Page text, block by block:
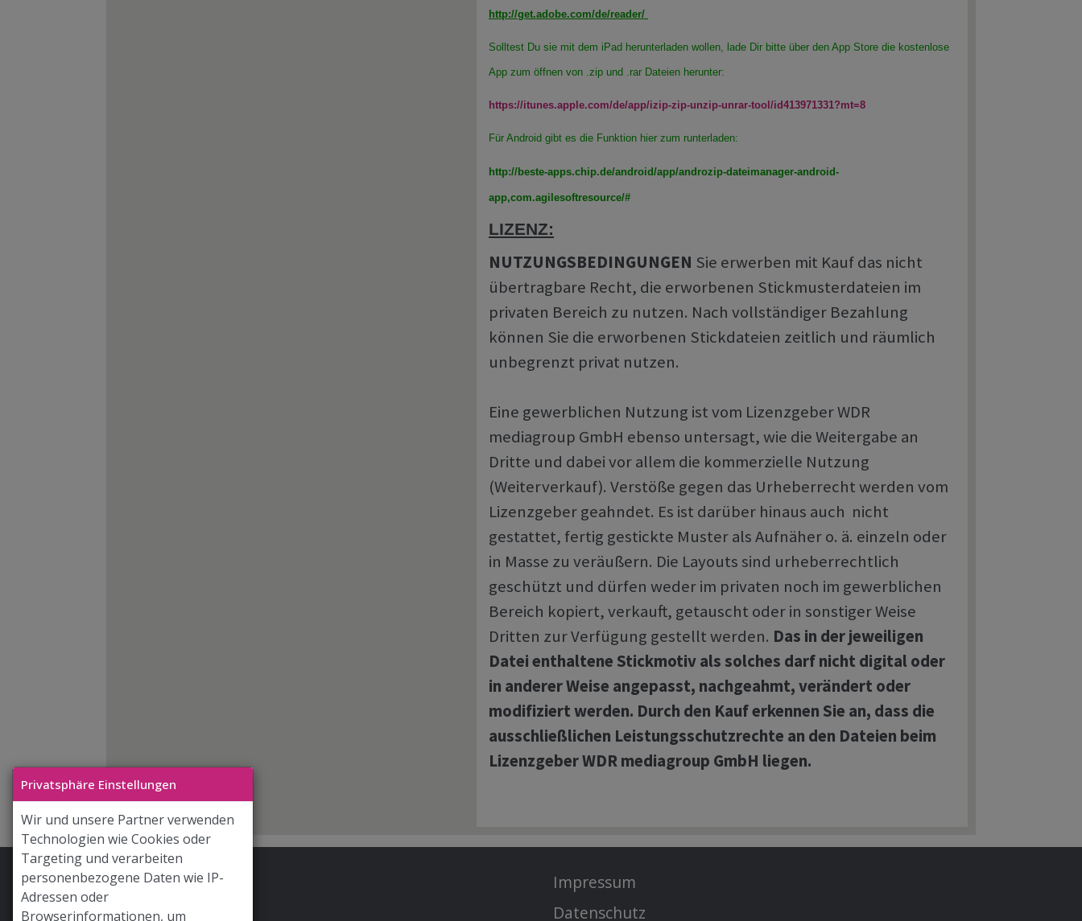
Privatsphäre Einstellungen
Wir und unsere Partner verwenden
Technologien wie Cookies oder
Targeting und verarbeiten
personenbezogene Daten wie IP-
Adressen oder
Browserinformationen, um
http://get.adobe.com/de/reader/
Solltest Du sie mit dem iPad herunterladen wollen, lade Dir bitte über den App Store die kostenlose
App zum öffnen von .zip und .rar Dateien herunter:
https://itunes.apple.com/de/app/izip-zip-unzip-unrar-tool/id413971331?mt=8
Für Android gibt es die Funktion hier zum runterladen:
http://beste-apps.chip.de/android/app/androzip-dateimanager-android-
app,com.agilesoftresource/#
LIZENZ:
NUTZUNGSBEDINGUNGEN Sie erwerben mit Kauf das nicht
übertragbare Recht, die erworbenen Stickmusterdateien im
privaten Bereich zu nutzen. Nach vollständiger Bezahlung
können Sie die erworbenen Stickdateien zeitlich und räumlich
unbegrenzt privat nutzen.
Eine gewerblichen Nutzung ist vom Lizenzgeber WDR
mediagroup GmbH ebenso untersagt, wie die Weitergabe an
Dritte und dabei vor allem die kommerzielle Nutzung
(Weiterverkauf). Verstöße gegen das Urheberrecht werden vom
Lizenzgeber geahndet. Es ist darüber hinaus auch nicht
gestattet, fertig gestickte Muster als Aufnäher o. ä. einzeln oder
in Masse zu veräußern. Die Layouts sind urheberrechtlich
geschützt und dürfen weder im privaten noch im gewerblichen
Bereich kopiert, verkauft, getauscht oder in sonstiger Weise
Dritten zur Verfügung gestellt werden. Das in der jeweiligen
Datei enthaltene Stickmotiv als solches darf nicht digital oder
in anderer Weise angepasst, nachgeahmt, verändert oder
modifiziert werden. Durch den Kauf erkennen Sie an, dass die
ausschließlichen Leistungsschutzrechte an den Dateien beim
Lizenzgeber WDR mediagroup GmbH liegen.
Stoff & Liebe App
Hilfe / FAQ
Impressum
Datenschutz